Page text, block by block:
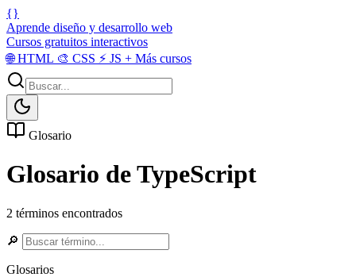
{}
Aprende diseño y desarrollo web
Cursos gratuitos interactivos
🌐HTML 🎨 CSS ⚡ JS + Más cursos
Glosario
Glosario de TypeScript
2 términos encontrados
🔎
Glosarios